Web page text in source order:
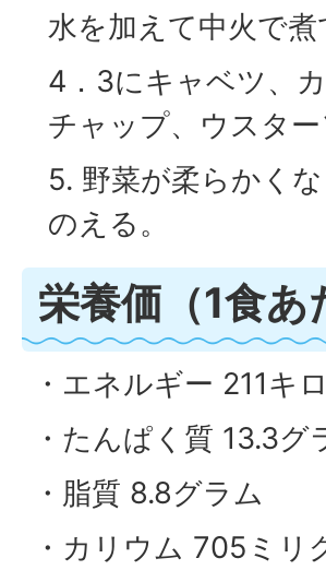
水を加えて中火で
4．3にキャベツ、
チャップ、ウスタ
5. 野菜が柔らかく
のえる。
栄養価（1食あ
・エネルギー 211キ
・たんぱく質 13.3グ
・脂質 8.8グラム
・カリウム 705ミリ